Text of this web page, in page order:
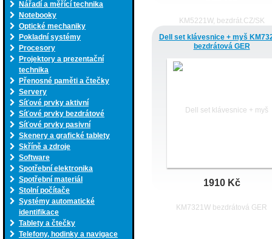
Nářadí a měřící technika
Notebooky
Optické mechaniky
Pokladní systémy
Procesory
Projektory a prezentační
technika
Přenosné paměti a čtečky
Servery
Síťové prvky aktivní
Síťové prvky bezdrátové
Síťové prvky pasivní
Skenery a grafické tablety
Skříně a zdroje
Software
Spotřební elektronika
Spotřební materiál
Stolní počítače
Systémy automatické
identifikace
Tablety a čtečky
Telefony, hodinky a navigace
Dell set klávesnice + myš
bezdrátová GER
1910 Kč